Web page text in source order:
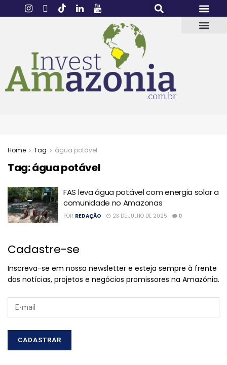
Home Tag água potável
Tag:água potável
FAS leva água potável com energia solar a
comunidade no Amazonas
POR REDAÇÃO 23 DE JULHO DE 2025 0
Cadastre-se
Inscreva-se em nossa newsletter e esteja sempre à frente
das notícias, projetos e negócios promissores na Amazônia.